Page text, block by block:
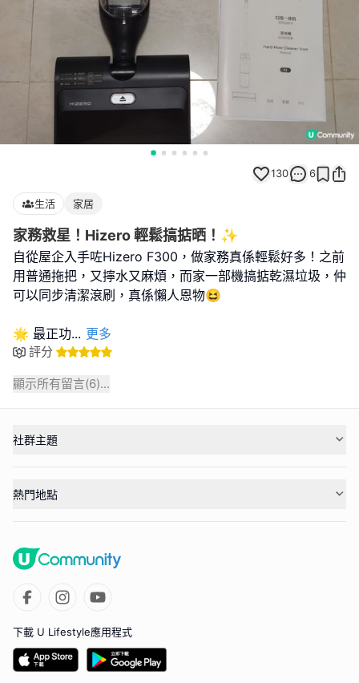
130 6
生活 家居
家務救星！Hizero 輕鬆搞掂晒！✨
自從屋企入手咗Hizero F300，做家務真係輕鬆好多！之前
用普通拖把，又擰水又麻煩，而家一部機搞掂乾濕垃圾，仲
可以同步清潔滾刷，真係懶人恩物😆
🌟 最正功... 更多
評分
顯示所有留言(6)...
社群主題
熱門地點
下載 U Lifestyle應用程式